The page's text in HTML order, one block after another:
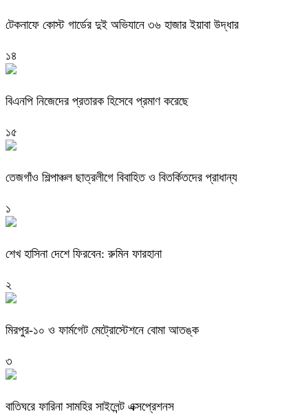
টেকনাফে কোস্ট গার্ডের দুই অভিযানে ৩৬ হাজার ইয়াবা উদ্ধার
১৪
বিএনপি নিজেদের প্রতারক হিসেবে প্রমাণ করেছে
১৫
তেজগাঁও শিল্পাঞ্চল ছাত্রলীগে বিবাহিত ও বিতর্কিতদের প্রাধান্য
১
শেখ হাসিনা দেশে ফিরবেন: রুমিন ফারহানা
২
মিরপুর-১০ ও ফার্মগেট মেট্রোস্টেশনে বোমা আতঙ্ক
৩
বাতিঘরে ফারিনা সামহির সাইলেন্ট এক্সপ্রেশনস